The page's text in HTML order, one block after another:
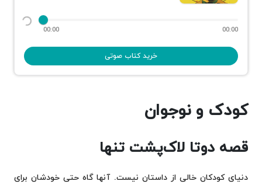
00:00 00:00
خرید کتاب صوتی
کودک و نوجوان
قصه دوتا لاک‌پشت تنها
دنیای کودکان خالی از داستان نیست. آنها گاه حتی خودشان برای